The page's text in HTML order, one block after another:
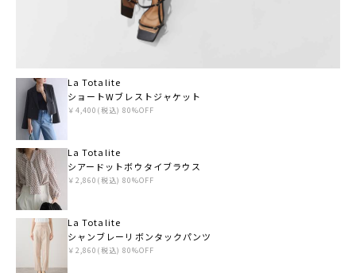
La Totalite
ショートWブレストジャケット
￥4,400(税込) 80%OFF
La Totalite
シアードットボウタイブラウス
￥2,860(税込) 80%OFF
La Totalite
シャンブレーリボンタックパンツ
￥2,860(税込) 80%OFF